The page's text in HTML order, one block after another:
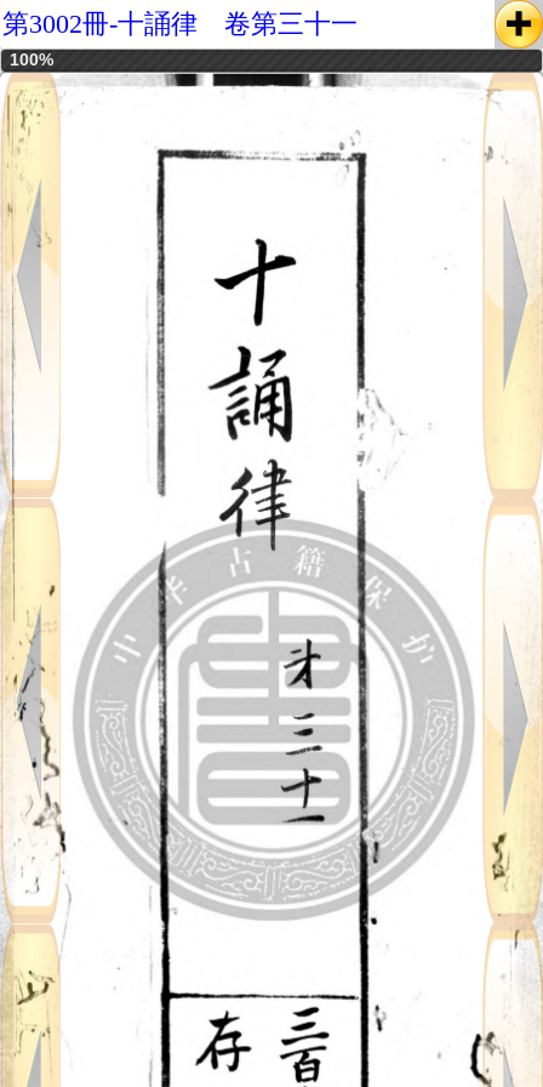
第3002冊-十誦律 卷第三十一
100%